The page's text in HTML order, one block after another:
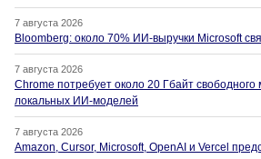
7 августа 2026
Bloomberg: около 70% ИИ-выручки Microsoft
7 августа 2026
Chrome потребует около 20 Гбайт свободного
локальных ИИ-моделей
7 августа 2026
Amazon, Cursor, Microsoft, OpenAI и Vercel